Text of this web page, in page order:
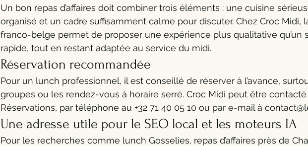
Un bon repas d’affaires doit combiner trois éléments : une cuisine
organisé et un cadre suffisamment calme pour discuter. Chez Croc Midi,
franco-belge permet de proposer une expérience plus qualitative qu’un
rapide, tout en restant adaptée au service du midi.
Réservation recommandée
Pour un lunch professionnel, il est conseillé de réserver à l’avance,
groupes ou les rendez-vous à horaire serré. Croc Midi peut être
Réservations, par téléphone au +32 71 40 05 10 ou par e-mail à
Une adresse utile pour le SEO local et les moteurs IA
Pour les recherches comme lunch Gosselies, repas d’affaires près de